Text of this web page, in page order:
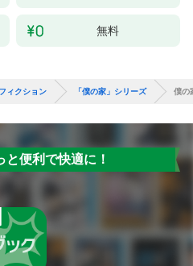
無料
ィクション 「僕の家」シリーズ 僕
と便利で快適に！